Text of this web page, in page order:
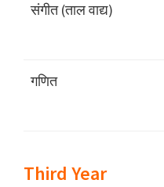
संगीत (ताल वाद्य)
गणित
Third Year